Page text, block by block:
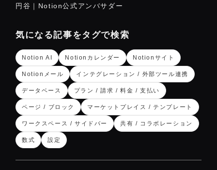
円谷｜Notion公式アンバサダー
気になる記事をタグで検索
Notion AI Notionカレンダー Notionサイト
Notionメール インテグレーション / 外部ツール連携
データベース プラン / 請求 / 料金 / 支払い
ページ / ブロック マーケットプレイス / テンプレート
ワークスペース / サイドバー 共有 / コラボレーション
数式 設定